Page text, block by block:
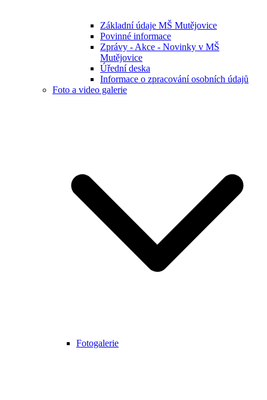
Základní údaje MŠ Mutějovice
Povinné informace
Zprávy - Akce - Novinky v MŠ
Mutějovice
Úřední deska
Informace o zpracování osobních údajů
Foto a video galerie
Fotogalerie